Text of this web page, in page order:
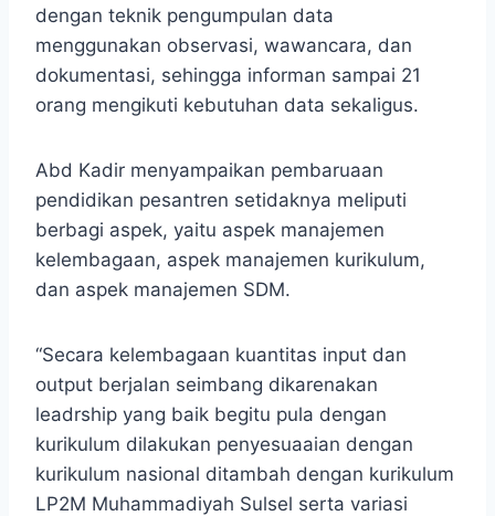
dengan teknik pengumpulan data
menggunakan observasi, wawancara, dan
dokumentasi, sehingga informan sampai 21
orang mengikuti kebutuhan data sekaligus.
Abd Kadir menyampaikan pembaruaan
pendidikan pesantren setidaknya meliputi
berbagi aspek, yaitu aspek manajemen
kelembagaan, aspek manajemen kurikulum,
dan aspek manajemen SDM.
“Secara kelembagaan kuantitas input dan
output berjalan seimbang dikarenakan
leadrship yang baik begitu pula dengan
kurikulum dilakukan penyesuaaian dengan
kurikulum nasional ditambah dengan kurikulum
LP2M Muhammadiyah Sulsel serta variasi